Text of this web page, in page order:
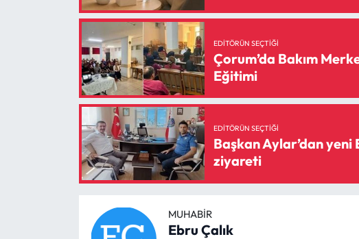
EDITÖRÜN SEÇTIĞI
Çorum’da Bakım
Eğitimi
EDITÖRÜN SEÇTIĞI
Başkan Aylar’dan yeni
ziyareti
MUHABIR
Ebru Çalık